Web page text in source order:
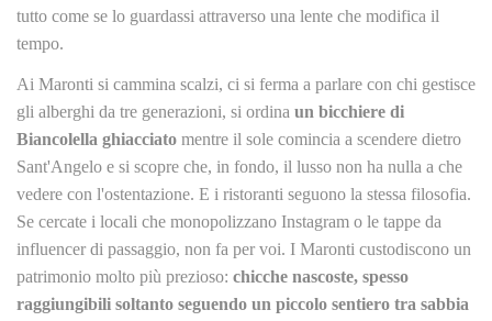
tutto come se lo guardassi attraverso una lente che modifica il
tempo.
Ai Maronti si cammina scalzi, ci si ferma a parlare con chi gestisce
gli alberghi da tre generazioni, si ordina un bicchiere di
Biancolella ghiacciato mentre il sole comincia a scendere dietro
Sant'Angelo e si scopre che, in fondo, il lusso non ha nulla a che
vedere con l'ostentazione. E i ristoranti seguono la stessa filosofia.
Se cercate i locali che monopolizzano Instagram o le tappe da
influencer di passaggio, non fa per voi. I Maronti custodiscono un
patrimonio molto più prezioso: chicche nascoste, spesso
raggiungibili soltanto seguendo un piccolo sentiero tra sabbia